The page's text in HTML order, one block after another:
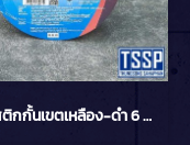
โซ่พลาสติกกั้นเขตเหลือง-ดำ 6 MM